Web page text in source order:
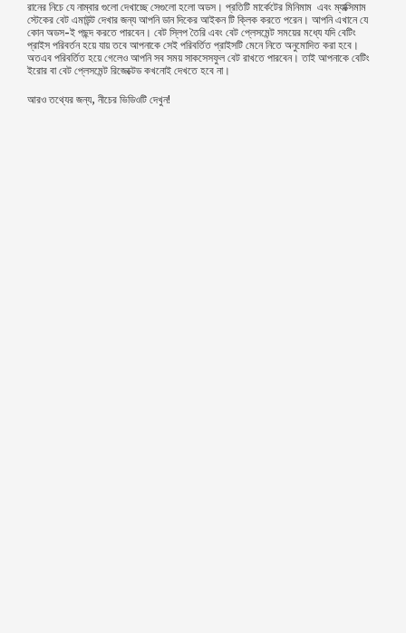
রানের নিচে যে নাম্বার গুলো দেখাচ্ছে সেগুলো হলো অডস। প্রতিটি মার্কেটের মিনিমাম এবং ম্যাক্সিমাম
স্টেকের বেট এমাউন্ট দেখার জন্য আপনি ডান দিকের আইকন টি ক্লিক করতে পরেন। আপনি এখানে যে
কোন অডস-ই পছন্দ করতে পারবেন। বেট স্লিপ তৈরি এবং বেট প্লেসমেন্ট সময়ের মধ্যে যদি বেটিং
প্রাইস পরিবর্তন হয়ে যায় তবে আপনাকে সেই পরিবর্তিত প্রাইসটি মেনে নিতে অনুমোদিত করা হবে।
অতএব পরিবর্তিত হয়ে গেলেও আপনি সব সময় সাকসেসফুল বেট রাখতে পারবেন। তাই আপনাকে বেটিং
ইরোর বা বেট প্লেসমেন্ট রিজেক্টেড কখনোই দেখতে হবে না।
আরও তথ্যের জন্য, নীচের ভিডিওটি দেখুন!